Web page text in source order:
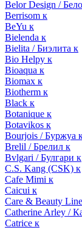
Belor Design /
Berrisom к
BeYu к
Bielenda к
Bielita / Биэлита к
Bio Helpy к
Bioaqua к
Biomax к
Biotherm к
Black к
Botanique к
Botavikos к
Bourjois / Буржуа
Brelil / Брелил к
Bvlgari / Булгари к
C.S. Kang (CSK) к
Cafe Mimi к
Caicui к
Care & Beauty
Catherine Arley /
Catrice к